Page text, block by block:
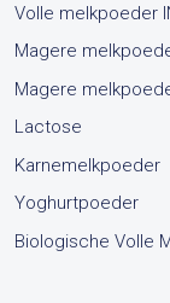
Volle melkpoeder
Magere
Magere
Lactose
Karnemelkpoeder
Yoghurtpoeder
Biologische Volle